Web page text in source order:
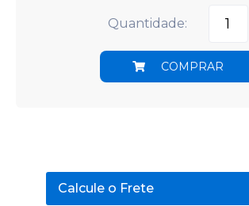
Quantidade:
COMPRAR
Calcule o Frete